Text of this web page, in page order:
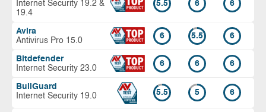
Internet Security 19.2 &
19.4
5.5 6 6
Avira
Antivirus Pro 15.0
6 5.5 6
Bitdefender
Internet Security 23.0
6 6 6
BullGuard
Internet Security 19.0
5.5 5 6